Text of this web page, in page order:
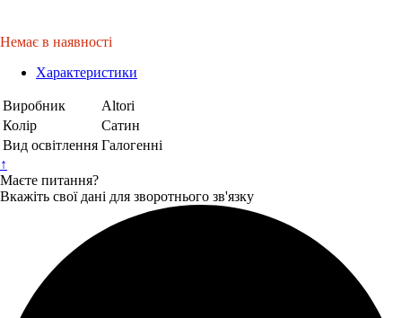
Немає в наявності
Характеристики
Виробник
Altori
Колір
Сатин
Вид освітлення Галогенні
↑
Маєте питання?
Вкажіть свої дані для зворотнього зв'язку